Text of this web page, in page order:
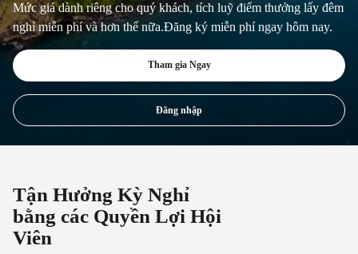
Mức giá dành riêng cho quý khách, tích luỹ điểm thưởng lấy đêm
nghỉ miễn phí và hơn thế nữa.Đăng ký miễn phí ngay hôm nay.
Tham gia Ngay
Đăng nhập
Tận Hưởng Kỳ Nghỉ
bằng các Quyền Lợi Hội
Viên